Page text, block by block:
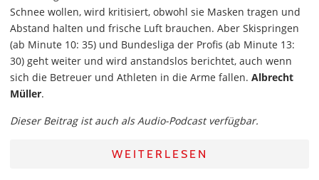
Schnee wollen, wird kritisiert, obwohl sie Masken tragen und
Abstand halten und frische Luft brauchen. Aber Skispringen
(ab Minute 10: 35) und Bundesliga der Profis (ab Minute 13:
30) geht weiter und wird anstandslos berichtet, auch wenn
sich die Betreuer und Athleten in die Arme fallen. Albrecht
Müller.
Dieser Beitrag ist auch als Audio-Podcast verfügbar.
WEITERLESEN